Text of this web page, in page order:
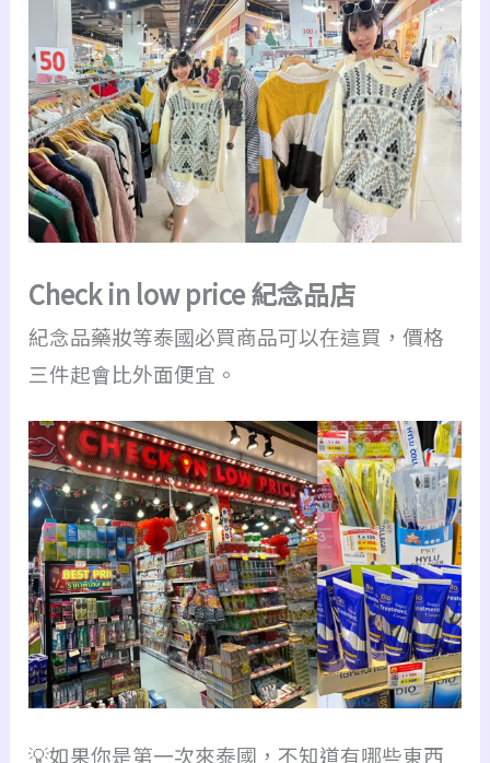
Check in low price 紀念品店
紀念品藥妝等泰國必買商品可以在這買，價格
三件起會比外面便宜。
💡如果你是第一次來泰國，不知道有哪些東西